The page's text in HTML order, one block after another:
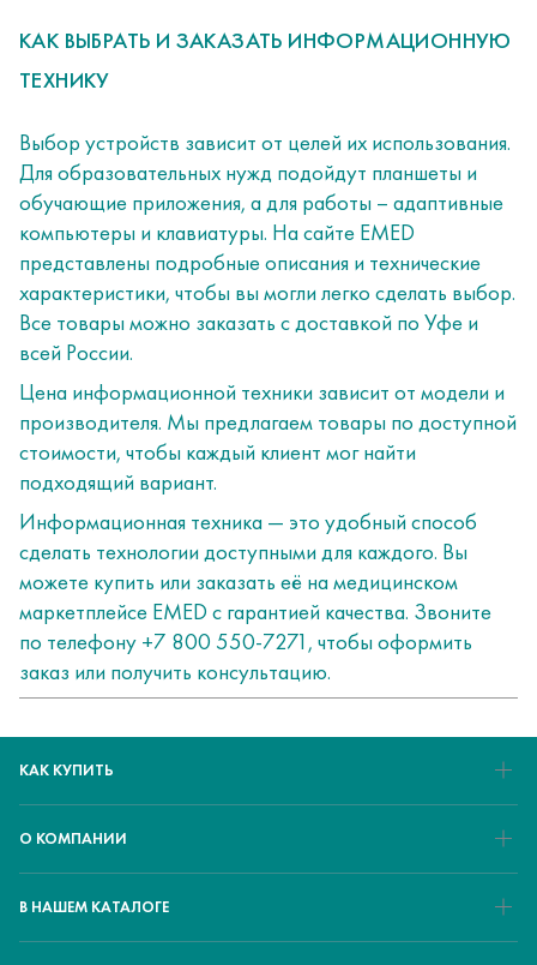
КАК ВЫБРАТЬ И ЗАКАЗАТЬ ИНФОРМАЦИОННУЮ
ТЕХНИКУ
Выбор устройств зависит от целей их использования.
Для образовательных нужд подойдут планшеты и
обучающие приложения, а для работы – адаптивные
компьютеры и клавиатуры. На сайте EMED
представлены подробные описания и технические
характеристики, чтобы вы могли легко сделать выбор.
Все товары можно заказать с доставкой по Уфе и
всей России.
Цена информационной техники зависит от модели и
производителя. Мы предлагаем товары по доступной
стоимости, чтобы каждый клиент мог найти
подходящий вариант.
Информационная техника — это удобный способ
сделать технологии доступными для каждого. Вы
можете купить или заказать её на медицинском
маркетплейсе EMED с гарантией качества. Звоните
по телефону +7 800 550-7271, чтобы оформить
заказ или получить консультацию.
КАК КУПИТЬ
О КОМПАНИИ
В НАШЕМ КАТАЛОГЕ